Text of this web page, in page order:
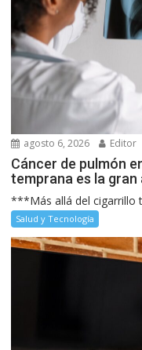
agosto 6, 2026 Editor
Cáncer de pulmón
temprana es la gran
***Más allá del cigarrillo
Salud y Tecnología